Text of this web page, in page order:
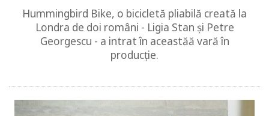
Hummingbird Bike, o bicicletă pliabilă creată la
Londra de doi români - Ligia Stan și Petre
Georgescu - a intrat în aceastăă vară în
producție.